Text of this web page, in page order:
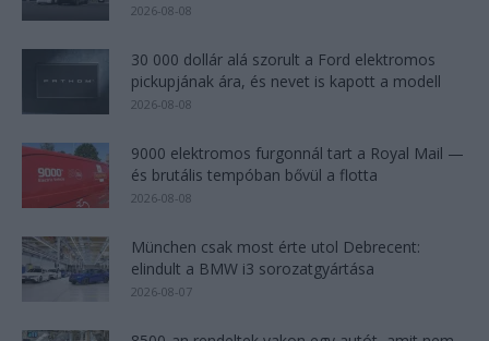
2026-08-08
30 000 dollár alá szorult a Ford elektromos
pickupjának ára, és nevet is kapott a modell
2026-08-08
9000 elektromos furgonnál tart a Royal Mail —
és brutális tempóban bővül a flotta
2026-08-08
München csak most érte utol Debrecent:
elindult a BMW i3 sorozatgyártása
2026-08-07